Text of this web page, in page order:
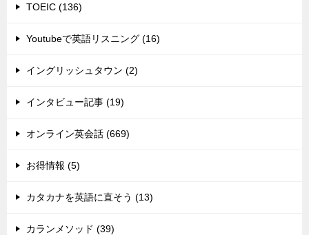
TOEIC (136)
Youtubeで英語リスニング (16)
イングリッシュタウン (2)
インタビュー記事 (19)
オンライン英会話 (669)
お得情報 (5)
カタカナを英語に直そう (13)
カランメソッド (39)